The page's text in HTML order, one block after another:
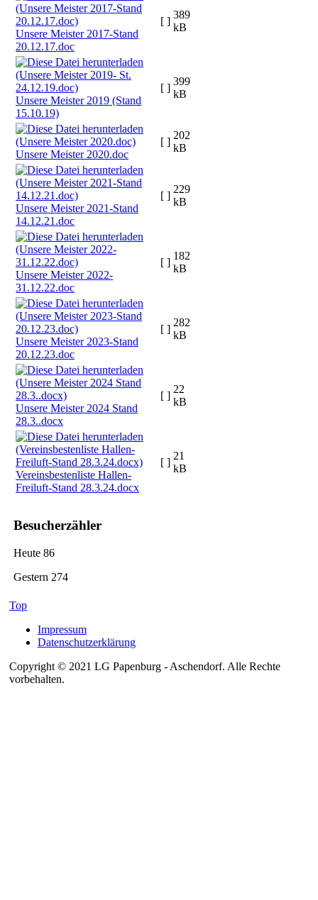
Unsere Meister 2017-Stand
20.12.17.doc
[ ]
389
kB
Unsere Meister 2019 (Stand
15.10.19)
[ ]
399
kB
Unsere Meister 2020.doc
[ ]
202
kB
Unsere Meister 2021-Stand
14.12.21.doc
[ ]
229
kB
Unsere Meister 2022-
31.12.22.doc
[ ]
182
kB
Unsere Meister 2023-Stand
20.12.23.doc
[ ]
282
kB
Unsere Meister 2024 Stand
28.3..docx
[ ]
22
kB
Vereinsbestenliste Hallen-
Freiluft-Stand 28.3.24.docx
[ ]
21
kB
Besucherzähler
Heute 86
Gestern 274
Top
Impressum
Datenschutzerklärung
Copyright © 2021 LG Papenburg - Aschendorf. Alle Rechte
vorbehalten.